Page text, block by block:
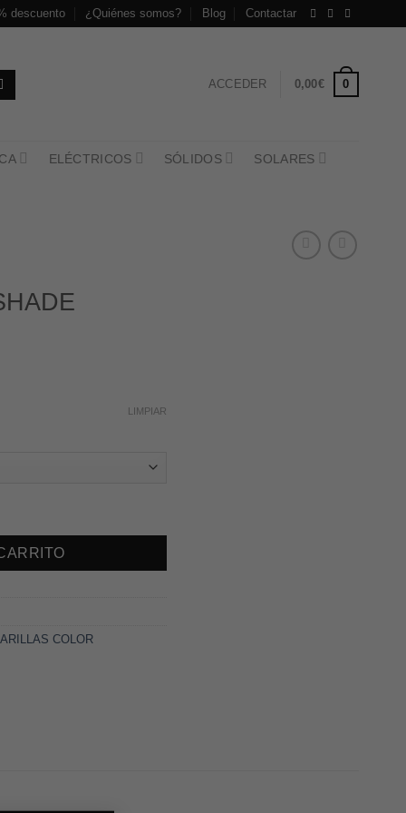
descuento ¿Quiénes somos? Blog Contactar
ACCEDER 0,00€ 0
ELÉCTRICOS SÓLIDOS SOLARES
LIMPIAR
COLOR